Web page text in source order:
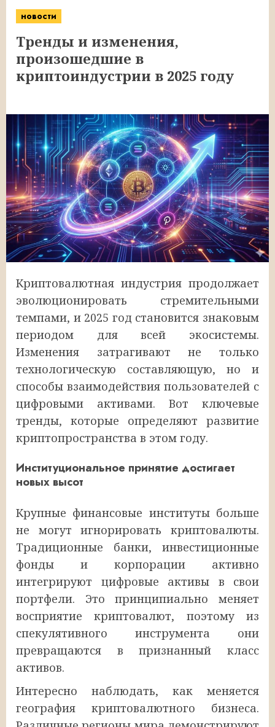
новости
Тренды и изменения,
произошедшие в
криптоиндустрии в 2025 году
Криптовалютная индустрия продолжает
эволюционировать стремительными
темпами, и 2025 год становится знаковым
периодом для всей экосистемы.
Изменения затрагивают не только
технологическую составляющую, но и
способы взаимодействия пользователей с
цифровыми активами. Вот ключевые
тренды, которые определяют развитие
криптопространства в этом году.
Институциональное принятие достигает
новых высот
Крупные финансовые институты больше
не могут игнорировать криптовалюты.
Традиционные банки, инвестиционные
фонды и корпорации активно
интегрируют цифровые активы в свои
портфели. Это принципиально меняет
восприятие криптовалют, поэтому из
спекулятивного инструмента они
превращаются в признанный класс
активов.
Интересно наблюдать, как меняется
география криптовалютного бизнеса.